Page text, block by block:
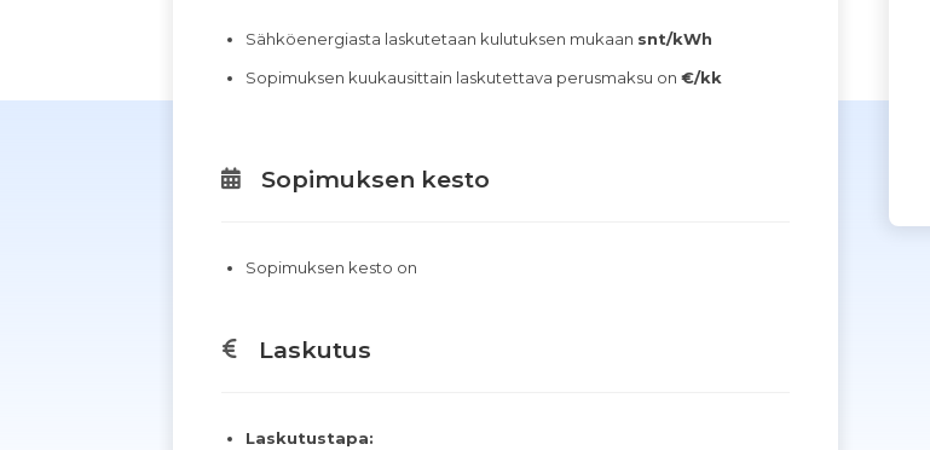
Sähköenergiasta laskutetaan kulutuksen mukaan snt/kWh
Sopimuksen kuukausittain laskutettava perusmaksu on €/kk
Sopimuksen kesto
Sopimuksen kesto on
Laskutus
Laskutustapa: